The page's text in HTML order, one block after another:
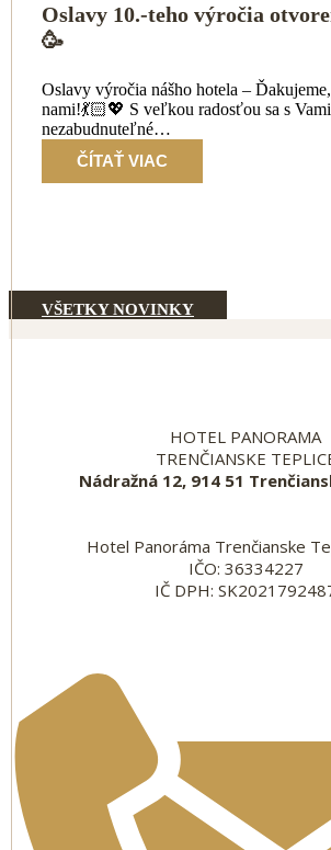
Oslavy 10.-teho výročia
🥳
Oslavy výročia nášho hotela –
nami!💃🏻💖 S veľkou radosťou sa s
nezabudnuteľné…
ČÍTAŤ VIAC
VŠETKY NOVINKY
HOTEL PANORAMA
TRENČIANSKE
Nádražná 12, 914 51
Hotel Panoráma Trenčianske
IČO: 36334227
IČ DPH: